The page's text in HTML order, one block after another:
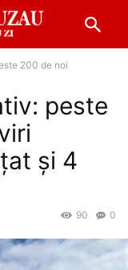
200 de noi
peste
și 4
0
90